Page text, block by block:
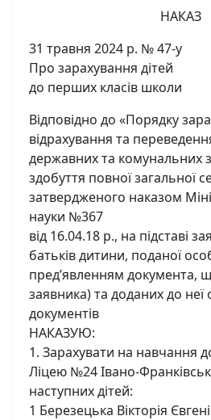
НАКАЗ
31 травня 2024 р. № 47-у
Про зарахування дітей
до перших класів школи
Відповідно до «Порядку
відрахування та
державних та комунальних
здобуття повної загальної
затвердженого наказом
науки №367
від 16.04.18 р., на підставі
батьків дитини, поданої
пред’явленням документа,
заявника) та доданих до неї
документів
НАКАЗУЮ:
1. Зарахувати на навчання
Ліцею №24 Івано-
наступних дітей:
1 Березецька Вікторія